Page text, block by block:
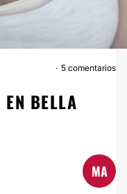
AUMENTO MAMAS
5 comentarios
BELLA
MA